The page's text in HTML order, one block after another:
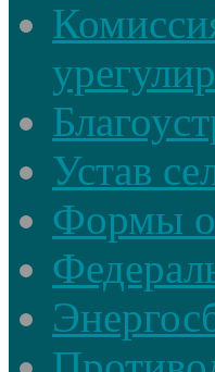
Устав
Формы